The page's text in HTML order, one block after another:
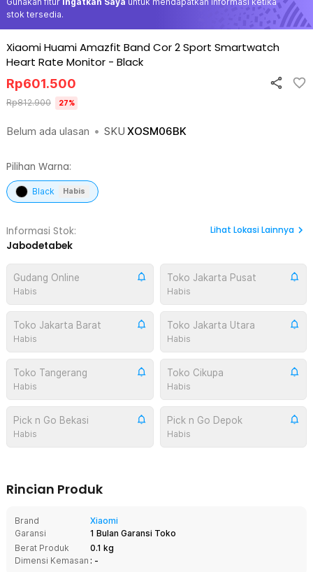
stok tersedia.
Xiaomi Huami Amazfit Band Cor 2 Sport Smartwatch
Heart Rate Monitor - Black
Belum ada ulasan • SKU XOSM06BK
Rp601.500
Rp812.900 27%
Pilihan Warna:
Black Habis
Informasi Stok:
Jabodetabek
Lihat Lokasi Lainnya
Gudang Online
Habis
Toko Jakarta Pusat
Habis
Toko Jakarta Barat
Habis
Toko Jakarta Utara
Habis
Toko Tangerang
Habis
Toko Cikupa
Habis
Pick n Go Bekasi
Habis
Pick n Go Depok
Habis
Rincian Produk
Brand
Xiaomi
Garansi
1 Bulan Garansi Toko
Berat Produk
0.1 kg
Dimensi Kemasan : -